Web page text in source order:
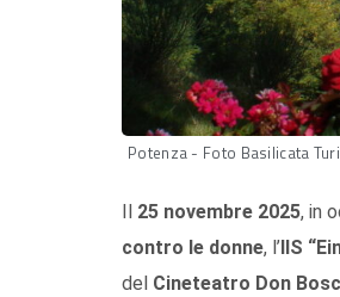
Potenza - Foto Basilicata
25 novembre 2025, in
contro le donne, l’ IIS
del Cineteatro Don